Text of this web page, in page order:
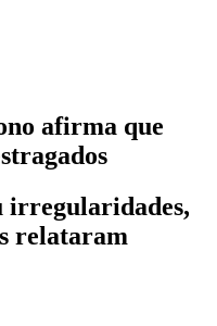
afirma que
irregularidades,
relataram